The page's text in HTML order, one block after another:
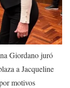
Giordano juró
a Jacqueline
motivos